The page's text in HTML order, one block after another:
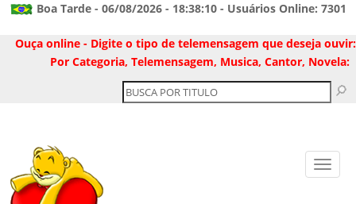
Boa Tarde - 06/08/2026 - 18:38:10 - Usuários Online: 7301
Ouça online - Digite o tipo de telemensagem que deseja ouvir:
Por Categoria, Telemensagem, Musica, Cantor, Novela: